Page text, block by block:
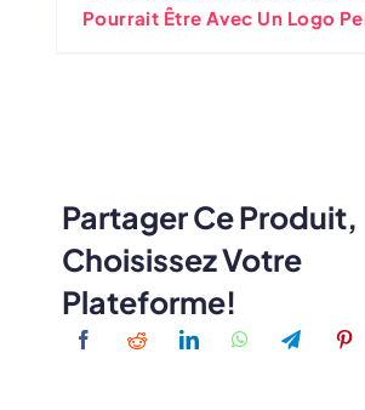
Pourrait Être Avec Un Logo
Partager Ce Produit,
Choisissez Votre
Plateforme!